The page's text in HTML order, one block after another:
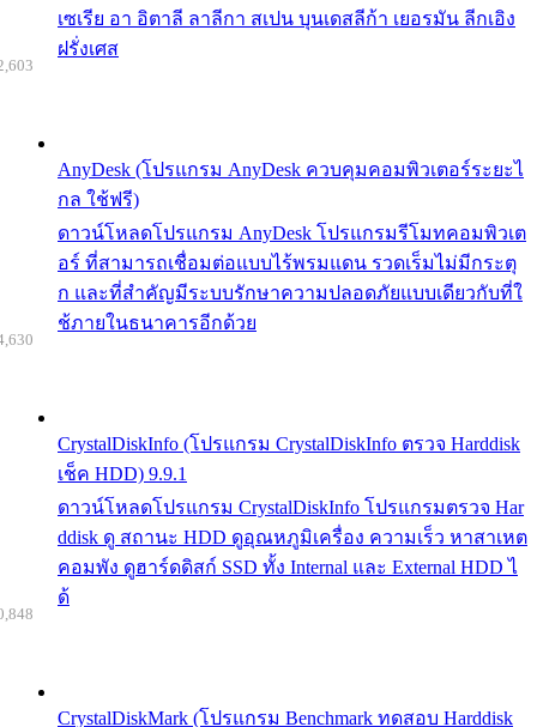
เซเรีย อา อิตาลี ลาลีกา สเปน บุนเดสลีก้า เยอรมัน ลีกเอิง
ฝรั่งเศส
AnyDesk (โปรแกรม AnyDesk ควบคุมคอมพิวเตอร์ระยะไ
กล ใช้ฟรี)
ดาวน์โหลดโปรแกรม AnyDesk โปรแกรมรีโมทคอมพิวเต
อร์ ที่สามารถเชื่อมต่อแบบไร้พรมแดน รวดเร็มไม่มีกระตุ
ก และที่สำคัญมีระบบรักษาความปลอดภัยแบบเดียวกับที่ใ
ช้ภายในธนาคารอีกด้วย
CrystalDiskInfo (โปรแกรม CrystalDiskInfo ตรวจ Harddisk
เช็ค HDD) 9.9.1
ดาวน์โหลดโปรแกรม CrystalDiskInfo โปรแกรมตรวจ Har
ddisk ดู สถานะ HDD ดูอุณหภูมิเครื่อง ความเร็ว หาสาเหต
คอมพัง ดูฮาร์ดดิสก์ SSD ทั้ง Internal และ External HDD ไ
ด้
CrystalDiskMark (โปรแกรม Benchmark ทดสอบ Harddisk